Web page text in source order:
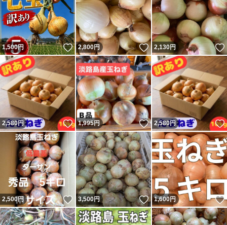
1,500円 いいね！
2,800円 いいね！
2,130円
2,580円 いいね！
1,995円 いいね！
2,580円
2,500円 いいね！
3,500円 いいね！
1,600円